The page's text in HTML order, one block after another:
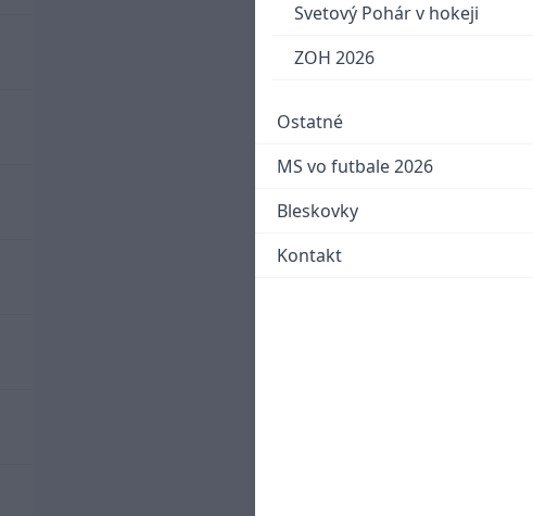
Svetový Pohár v hokeji
ZOH 2026
Ostatné
MS vo futbale 2026
Bleskovky
Kontakt